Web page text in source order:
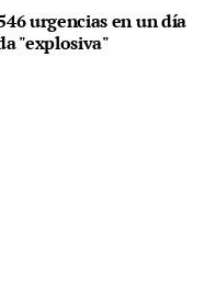
urgencias en un día
"explosiva"